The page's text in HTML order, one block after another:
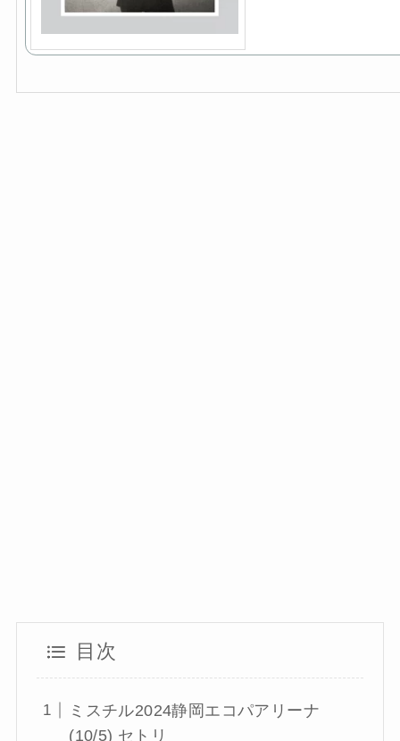
目次
ミスチル2024静岡エコパアリーナ
(10/5) セトリ